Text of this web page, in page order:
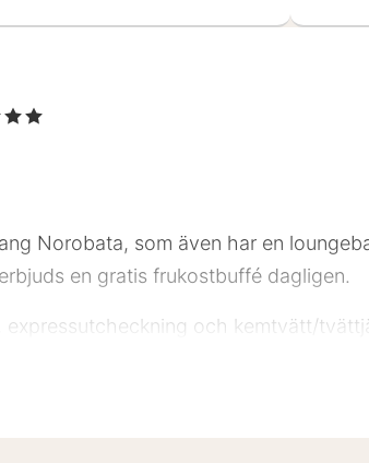
Norobata, som även har en
en gratis frukostbuffé dagligen.
och kemtvätt/